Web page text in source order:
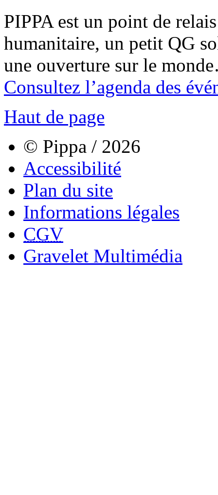
PIPPA est un point de
humanitaire, un petit QG
une ouverture sur le
Consultez l’agenda des
Haut de page
© Pippa / 2026
Accessibilité
Plan du site
Informations légales
CGV
Gravelet Multimédia